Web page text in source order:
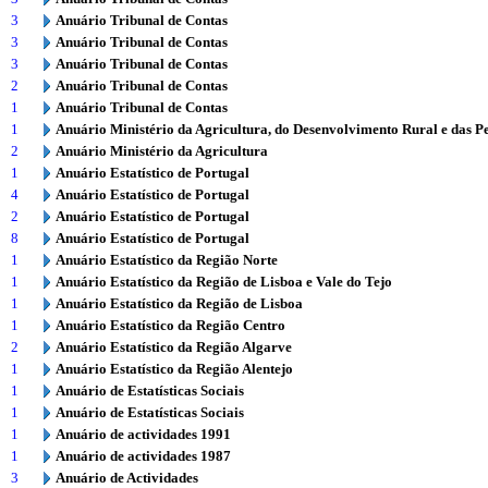
3
Anuário Tribunal de Contas
3
Anuário Tribunal de Contas
3
Anuário Tribunal de Contas
2
Anuário Tribunal de Contas
1
Anuário Tribunal de Contas
1
Anuário Ministério da Agricultura, do Desenvolvimento Rural e das
2
Anuário Ministério da Agricultura
1
Anuário Estatístico de Portugal
4
Anuário Estatístico de Portugal
2
Anuário Estatístico de Portugal
8
Anuário Estatístico de Portugal
1
Anuário Estatístico da Região Norte
1
Anuário Estatístico da Região de Lisboa e Vale do Tejo
1
Anuário Estatístico da Região de Lisboa
1
Anuário Estatístico da Região Centro
2
Anuário Estatístico da Região Algarve
1
Anuário Estatístico da Região Alentejo
1
Anuário de Estatísticas Sociais
1
Anuário de Estatísticas Sociais
1
Anuário de actividades 1991
1
Anuário de actividades 1987
3
Anuário de Actividades